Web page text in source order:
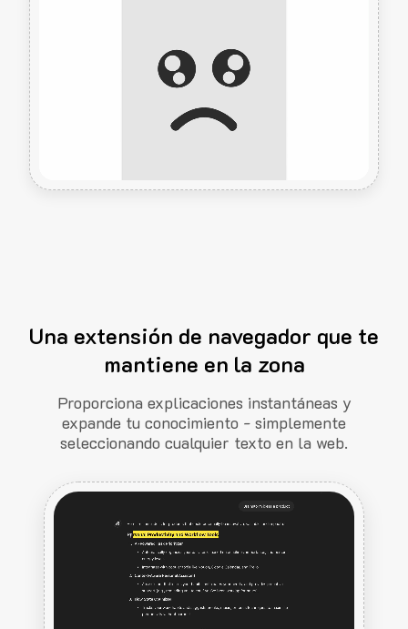
Una extensión de navegador que te
mantiene en la zona
Proporciona explicaciones instantáneas y
expande tu conocimiento - simplemente
seleccionando cualquier texto en la web.